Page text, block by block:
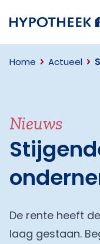
Terug naar home
Home Actueel
Nieuws
De rente heeft
laag gestaan.